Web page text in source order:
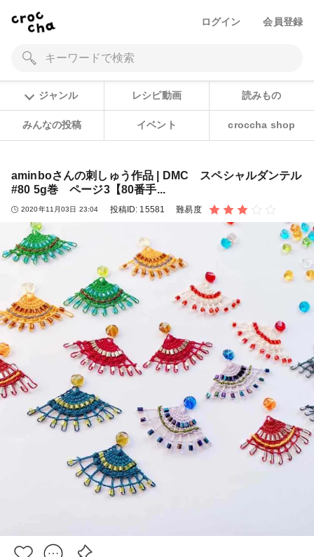
ログイン 会員登録
ジャンル レシピ動画 読みもの
みんなの投稿 イベント croccha shop
aminboさんの刺しゅう作品 | DMC スペシャルダンテル
#80 5g巻 ページ3【80番手...
2020年11月03日 23:04 投稿ID: 15581 難易度